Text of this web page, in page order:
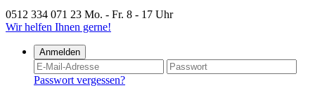
0512 334 071 23 Mo. - Fr. 8 - 17 Uhr
Wir helfen Ihnen gerne!
Anmelden
Passwort vergessen?